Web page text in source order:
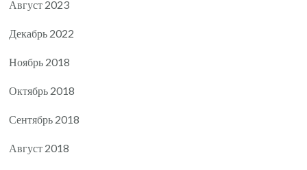
Август 2023
Декабрь 2022
Ноябрь 2018
Октябрь 2018
Сентябрь 2018
Август 2018